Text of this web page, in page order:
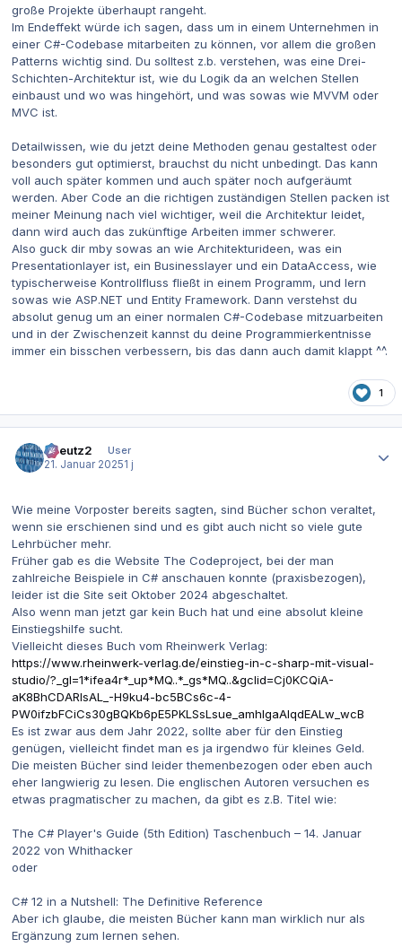
große Projekte überhaupt rangeht.
Im Endeffekt würde ich sagen, dass um in einem Unternehmen in
einer C#-Codebase mitarbeiten zu können, vor allem die großen
Patterns wichtig sind. Du solltest z.b. verstehen, was eine Drei-
Schichten-Architektur ist, wie du Logik da an welchen Stellen
einbaust und wo was hingehört, und was sowas wie MVVM oder
MVC ist.
Detailwissen, wie du jetzt deine Methoden genau gestaltest oder
besonders gut optimierst, brauchst du nicht unbedingt. Das kann
voll auch später kommen und auch später noch aufgeräumt
werden. Aber Code an die richtigen zuständigen Stellen packen ist
meiner Meinung nach viel wichtiger, weil die Architektur leidet,
dann wird auch das zukünftige Arbeiten immer schwerer.
Also guck dir mby sowas an wie Architekturideen, was ein
Presentationlayer ist, ein Businesslayer und ein DataAccess, wie
typischerweise Kontrollfluss fließt in einem Programm, und lern
sowas wie ASP.NET und Entity Framework. Dann verstehst du
absolut genug um an einer normalen C#-Codebase mitzuarbeiten
und in der Zwischenzeit kannst du deine Programmierkentnisse
immer ein bisschen verbessern, bis das dann auch damit klappt ^^.
1
tkreutz2
User
21. Januar 20251 j
Wie meine Vorposter bereits sagten, sind Bücher schon veraltet,
wenn sie erschienen sind und es gibt auch nicht so viele gute
Lehrbücher mehr.
Früher gab es die Website The Codeproject, bei der man
zahlreiche Beispiele in C# anschauen konnte (praxisbezogen),
leider ist die Site seit Oktober 2024 abgeschaltet.
Also wenn man jetzt gar kein Buch hat und eine absolut kleine
Einstiegshilfe sucht.
Vielleicht dieses Buch vom Rheinwerk Verlag:
https://www.rheinwerk-verlag.de/einstieg-in-c-sharp-mit-visual-
studio/?_gl=1*ifea4r*_up*MQ..*_gs*MQ..&gclid=Cj0KCQiA-
aK8BhCDARIsAL_-H9ku4-bc5BCs6c-4-
PW0ifzbFCiCs30gBQKb6pE5PKLSsLsue_amhlgaAlqdEALw_wcB
Es ist zwar aus dem Jahr 2022, sollte aber für den Einstieg
genügen, vielleicht findet man es ja irgendwo für kleines Geld.
Die meisten Bücher sind leider themenbezogen oder eben auch
eher langwierig zu lesen. Die englischen Autoren versuchen es
etwas pragmatischer zu machen, da gibt es z.B. Titel wie:
The C# Player's Guide (5th Edition) Taschenbuch – 14. Januar
2022 von Whithacker
oder
C# 12 in a Nutshell: The Definitive Reference
Aber ich glaube, die meisten Bücher kann man wirklich nur als
Ergänzung zum lernen sehen.